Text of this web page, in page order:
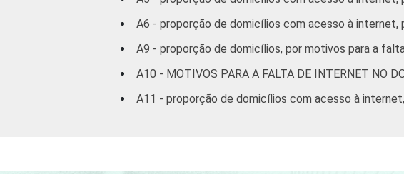
A6 - proporção de domicílios com acesso à internet,
A9 - proporção de domicílios, por motivos para a
A10 - MOTIVOS PARA A FALTA DE INTERNET NO
A11 - proporção de domicílios com acesso à